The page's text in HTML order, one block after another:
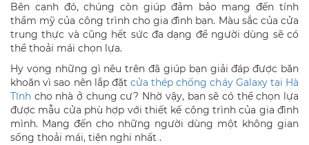
Bên cạnh đó, chúng còn giúp đảm bảo mang đến tính
thẩm mỹ của công trình cho gia đình bạn. Màu sắc của cửa
trung thực và cũng hết sức đa dạng để người dùng sẽ có
thể thoải mái chọn lựa.
Hy vọng những gì nêu trên đã giúp bạn giải đáp được băn
khoăn vì sao nên lắp đặt cửa thép chống cháy Galaxy tại Hà
Tĩnh cho nhà ở chung cư? Nhờ vậy, bạn sẽ có thể chọn lựa
được mẫu cửa phù hợp với thiết kế công trình của gia đình
mình. Mang đến cho những người dùng một không gian
sống thoải mái, tiện nghi nhất .